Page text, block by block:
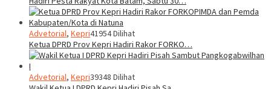
Advetorial, Kepri41954 Dilihat
Ketua DPRD Prov Kepri Hadiri Rakor FORKO…
Advetorial, Kepri39348 Dilihat